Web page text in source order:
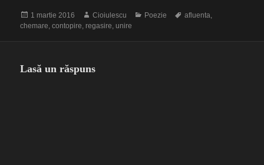
Publicat
pe
1 martie 2016 Autor
Cioiulescu Categorii
Poezie Etichete
afluenta,
chemare,contopire, regasire,unire
Lasă un răspuns